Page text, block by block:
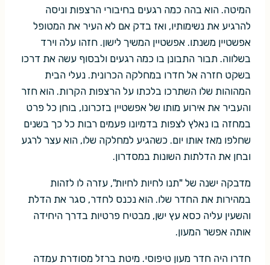
המיטה. הוא בהה כמה רגעים בחיבורי הרצפות וניסה
להרגיע את נשימותיו, ואז בדק אם לא העיר את המטופל
אפשטיין משנתו. אפשטיין המשיך לישון. חזהו עלה וירד
בשלווה. תבור התבונן בו כמה רגעים ולבסוף עשה את דרכו
בשקט חזרה אל חדרו במחלקה הכרונית. נעלי הבית
המהוהות שלו השתרכו בלכתו על הרצפות הקרות. הוא חזר
והעביר את אירוע מותו של אפשטיין בזכרונו, בוחן כל פרט
במחזה בו נאלץ לצפות בדמיונו פעמים רבות כל כך בשנים
שחלפו מאז אותו יום. כשהגיע למחלקה שלו, הוא עצר לרגע
ובחן את הדלתות השונות במסדרון.
מדבקה ישנה של "תנו לחיות לחיות", עזרה לו לזהות
במהירות את החדר שלו. הוא נכנס לחדר, סגר את הדלת
והשעין עליה כסא עץ ישן, מבטיח פרטיות בדרך היחידה
אותה אפשר המעון.
חדרו היה חדר מעון טיפוסי. מיטת ברזל מסודרת עמדה